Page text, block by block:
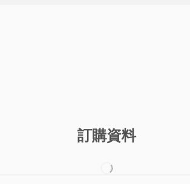
訂購資料